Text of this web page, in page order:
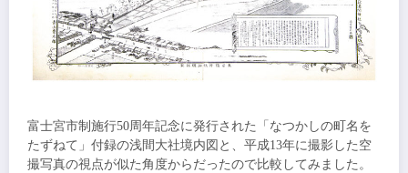
富士宮市制施行50周年記念に発行された「なつかしの町名を
たずねて」付録の浅間大社境内図と、平成13年に撮影した空
撮写真の視点が似た角度からだったので比較してみました。